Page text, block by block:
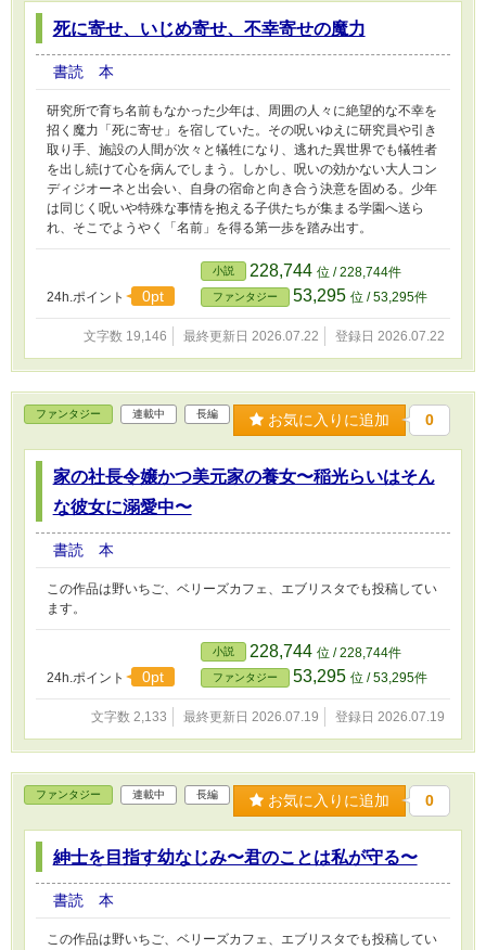
死に寄せ、いじめ寄せ、不幸寄せの魔力
書読 本
研究所で育ち名前もなかった少年は、周囲の人々に絶望的な不幸を
招く魔力「死に寄せ」を宿していた。その呪いゆえに研究員や引き
取り手、施設の人間が次々と犠牲になり、逃れた異世界でも犠牲者
を出し続けて心を病んでしまう。しかし、呪いの効かない大人コン
ディジオーネと出会い、自身の宿命と向き合う決意を固める。少年
は同じく呪いや特殊な事情を抱える子供たちが集まる学園へ送ら
れ、そこでようやく「名前」を得る第一歩を踏み出す。
24h.ポイント 0pt
小説 228,744 位 / 228,744件
ファンタジー 53,295 位 / 53,295件
文字数 19,146 最終更新日 2026.07.22 登録日 2026.07.22
ファンタジー 連載中 長編 お気に入りに追加 0
家の社長令嬢かつ美元家の養女〜稲光らいはそん
な彼女に溺愛中〜
書読 本
この作品は野いちご、ベリーズカフェ、エブリスタでも投稿してい
ます。
24h.ポイント 0pt
小説 228,744 位 / 228,744件
ファンタジー 53,295 位 / 53,295件
文字数 2,133 最終更新日 2026.07.19 登録日 2026.07.19
ファンタジー 連載中 長編 お気に入りに追加 0
紳士を目指す幼なじみ〜君のことは私が守る〜
書読 本
この作品は野いちご、ベリーズカフェ、エブリスタでも投稿してい